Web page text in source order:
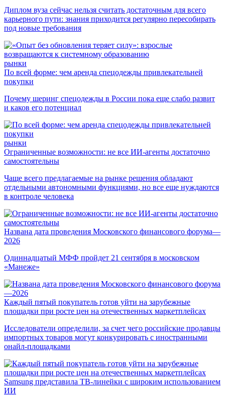
Диплом вуза сейчас нельзя считать достаточным для всего
карьерного пути: знания приходится регулярно пересобирать
под новые требования
рынки
По всей форме: чем аренда спецодежды привлекательней
покупки
Почему шеринг спецодежды в России пока еще слабо развит
и каков его потенциал
рынки
Ограниченные возможности: не все ИИ-агенты достаточно
самостоятельны
Чаще всего предлагаемые на рынке решения обладают
отдельными автономными функциями, но все еще нуждаются
в контроле человека
Названа дата проведения Московского финансового форума—
2026
Одиннадцатый МФФ пройдет 21 сентября в московском
«Манеже»
Каждый пятый покупатель готов уйти на зарубежные
площадки при росте цен на отечественных маркетплейсах
Исследователи определили, за счет чего российские продавцы
импортных товаров могут конкурировать с иностранными
онайл-площадками
Samsung представила ТВ-линейки с широким использованием
ИИ